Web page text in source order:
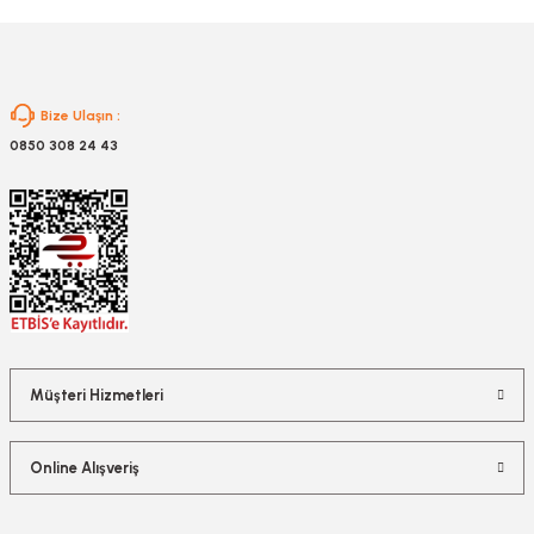
Bize Ulaşın :
0850 308 24 43
Müşteri Hizmetleri
Online Alışveriş